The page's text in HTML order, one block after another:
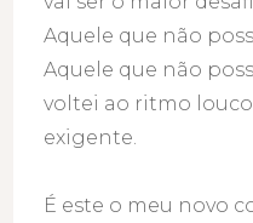
Aquele que não
Aquele que não
voltei ao ritmo
exigente.
É este o meu novo